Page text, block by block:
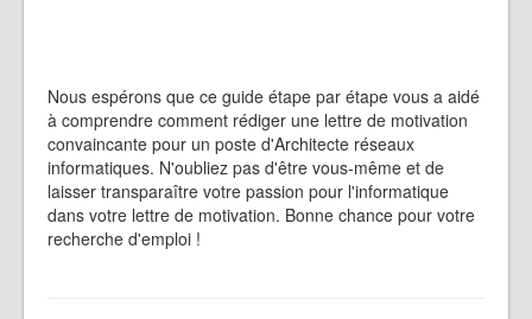
Nous espérons que ce guide étape par étape vous a aidé
à comprendre comment rédiger une lettre de motivation
convaincante pour un poste d'Architecte réseaux
informatiques. N'oubliez pas d'être vous-même et de
laisser transparaître votre passion pour l'informatique
dans votre lettre de motivation. Bonne chance pour votre
recherche d'emploi !